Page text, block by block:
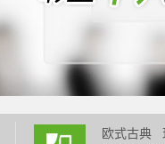
欧式古典